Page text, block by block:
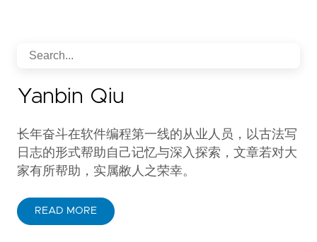
Yanbin Qiu
长年奋斗在软件编程第一线的从业人员，以古法写
日志的形式帮助自己记忆与深入探索，文章若对大
家有所帮助，实属敝人之荣幸。
READ MORE